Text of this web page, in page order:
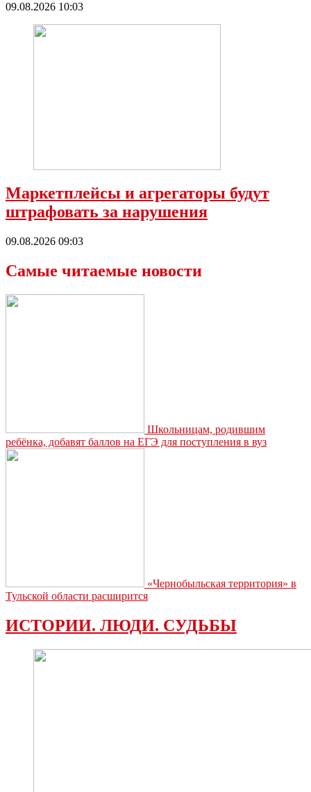
09.08.2026 10:03
Маркетплейсы и агрегаторы будут
штрафовать за нарушения
09.08.2026 09:03
Самые читаемые новости
Школьницам, родившим
ребёнка, добавят баллов на ЕГЭ для поступления в вуз
«Чернобыльская территория» в
Тульской области расширится
ИСТОРИИ. ЛЮДИ. СУДЬБЫ